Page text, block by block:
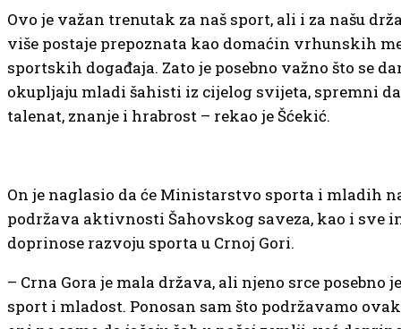
Ovo je važan trenutak za naš sport, ali i za našu
više postaje prepoznata kao domaćin vrhunskih
sportskih događaja. Zato je posebno važno što se
okupljaju mladi šahisti iz cijelog svijeta, spremni
talenat, znanje i hrabrost – rekao je Šćekić.
On je naglasio da će Ministarstvo sporta i mladih
podržava aktivnosti Šahovskog saveza, kao i sve
doprinose razvoju sporta u Crnoj Gori.
– Crna Gora je mala država, ali njeno srce posebno
sport i mladost. Ponosan sam što podržavamo